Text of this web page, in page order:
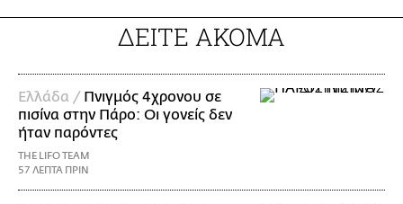
ΔΕΙΤΕ ΑΚΟΜΑ
Ελλάδα / Πνιγμός 4χρονου σε
πισίνα στην Πάρο: Οι γονείς δεν
ήταν παρόντες
THE LIFO TEAM
57 ΛΕΠΤΑ ΠΡΙΝ